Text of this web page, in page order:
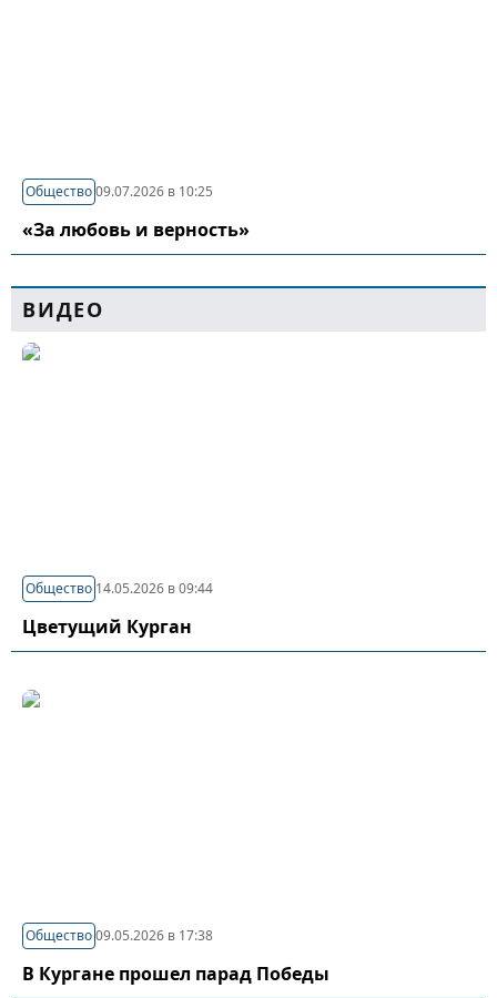
Общество09.07.2026 в 10:25
«За любовь и верность»
ВИДЕО
Общество 14.05.2026 в 09:44
Цветущий Курган
Общество09.05.2026 в 17:38
В Кургане прошел парад Победы